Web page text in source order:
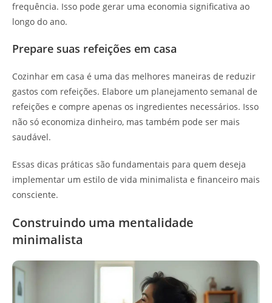
frequência. Isso pode gerar uma economia significativa ao
longo do ano.
Prepare suas refeições em casa
Cozinhar em casa é uma das melhores maneiras de reduzir
gastos com refeições. Elabore um planejamento semanal de
refeições e compre apenas os ingredientes necessários. Isso
não só economiza dinheiro, mas também pode ser mais
saudável.
Essas dicas práticas são fundamentais para quem deseja
implementar um estilo de vida minimalista e financeiro mais
consciente.
Construindo uma mentalidade
minimalista